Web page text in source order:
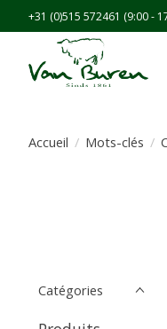
+31 (0)515 572461 (9:00 -
Accueil / Mots-clés /
Catégories